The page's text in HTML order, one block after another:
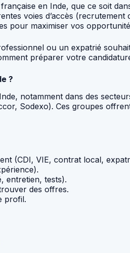
en Inde, que ce soit
voies d’accès
pour maximiser vos
ou un expatrié
préparer votre
?
notamment dans des
Sodexo). Ces groupes
(CDI, VIE, contrat local,
entretien, tests).
des offres.
profil.